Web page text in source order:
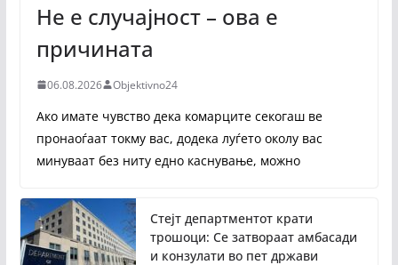
Не е случајност – ова е
причината
06.08.2026 Objektivno24
Ако имате чувство дека комарците секогаш ве
пронаоѓаат токму вас, додека луѓето околу вас
минуваат без ниту едно каснување, можно
Стејт департментот крати
трошоци: Се затвораат амбасади
и конзулати во пет држави